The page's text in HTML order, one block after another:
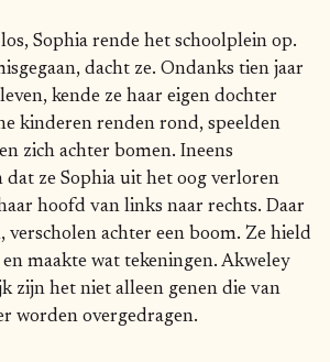
Sophia rende het schoolplein op.
dacht ze. Ondanks tien jaar
kende ze haar eigen dochter
kinderen renden rond, speelden
zich achter bomen. Ineens
dat ze Sophia uit het oog verloren
hoofd van links naar rechts. Daar
verscholen achter een boom. Ze hield
maakte wat tekeningen. Akweley
zijn het niet alleen genen die van
worden overgedragen.